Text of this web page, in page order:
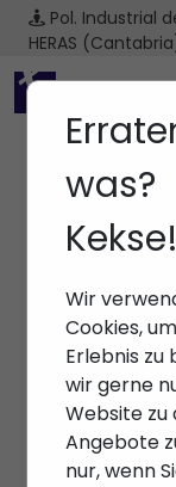
Pol. Industrial
HERAS
Anfang>
was?
Kekse!
Wir
Cookies,
Erlebnis zu
wir gerne
Website zu
Angebote
nur, wenn